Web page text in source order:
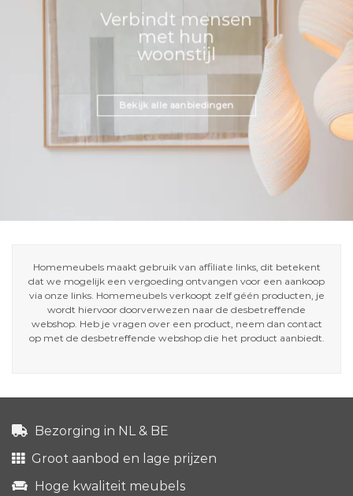
Verbindt mensen
met hun
woonstijl
Bekijk alle aanbiedingen
Homemeubels maakt gebruik van affiliate links, dit betekent
dat we mogelijk een vergoeding ontvangen voor een aankoop
via onze links. Homemeubels verkoopt zelf géén producten, je
wordt hiervoor doorverwezen naar de desbetreffende
webshop. Heb je vragen over een product, neem dan contact
op met de desbetreffende webshop die het product aanbiedt.
Bezorging in NL & BE
Groot aanbod en lage prijzen
Hoge kwaliteit meubels